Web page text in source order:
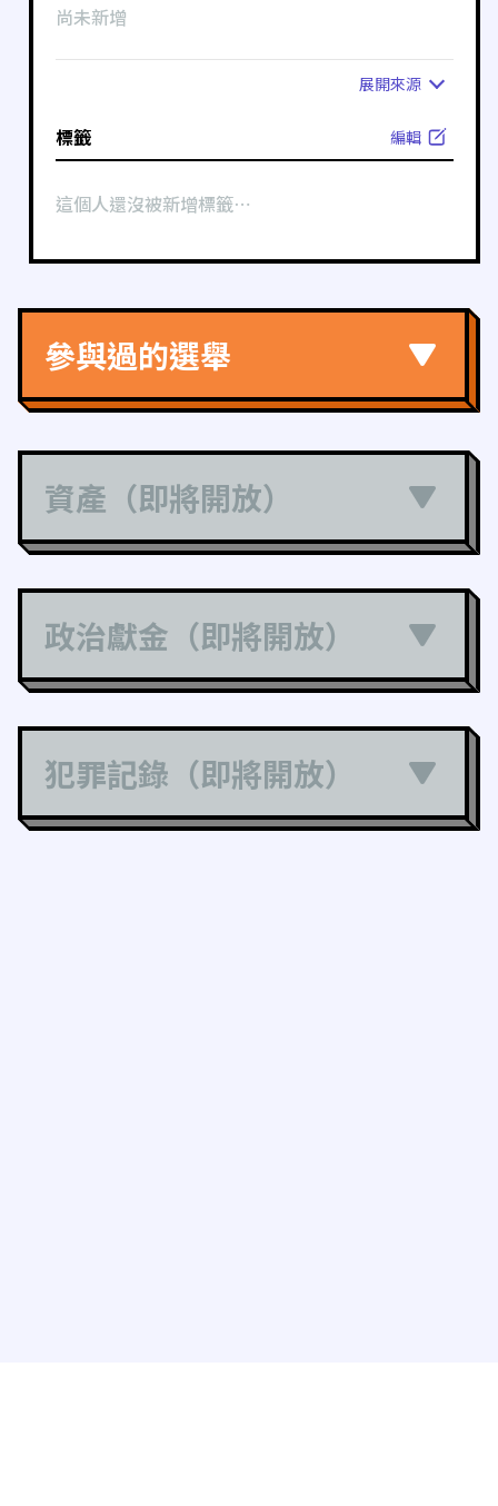
尚未新增
展開來源
標籤 編輯
這個人還沒被新增標籤⋯
參與過的選舉
資產（即將開放）
政治獻金（即將開放）
犯罪記錄（即將開放）